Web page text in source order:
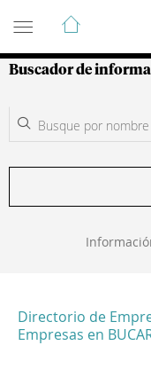
Guía de
Buscador de
Directorio de
Empresas en